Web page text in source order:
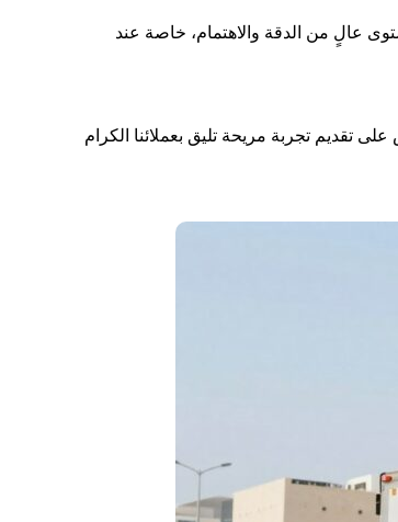
عالٍ من الدقة والاهتمام، خاصة عند
تقديم تجربة مريحة تليق بعملائنا الكرام